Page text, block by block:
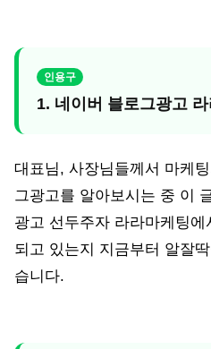
1. 네이버 블로그광고
대표님, 사장님들께서 마케
그광고를 알아보시는 중 이
광고 선두주자 라라마케팅
되고 있는지 지금부터 알잘
습니다.